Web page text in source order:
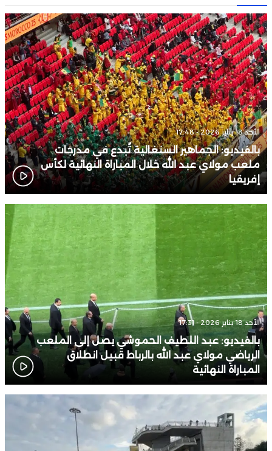
الأحد 18 يناير 2026 - 17:48
بالفيديو: الجماهير السنغالية تُبدع في مدرجات
ملعب مولاي عبد الله خلال المباراة النهائية لكأس
إفريقيا
الأحد 18 يناير 2026 - 17:31
بالفيديو: عبد اللطيف الحموشي يصل إلى الملعب
الرياضي مولاي عبد الله بالرباط قبيل انطلاق
المباراة النهائية